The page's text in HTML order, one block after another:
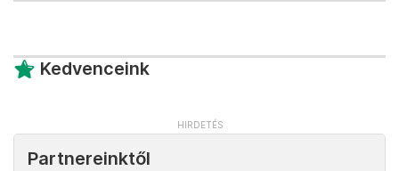
Kedvenceink
Partnereinktől